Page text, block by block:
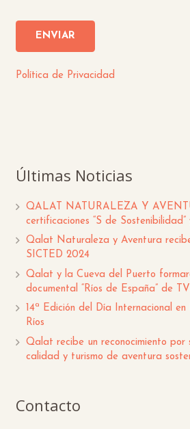
Política de Privacidad
Últimas Noticias
QALAT NATURALEZA Y
certificaciones “S de Sostenibilidad”
Qalat Naturaleza y Aventura
SICTED 2024
Qalat y la Cueva del Puerto
documental “Ríos de España” de
14ª Edición del Día Internacional
Ríos
Qalat recibe un reconocimiento por
calidad y turismo de aventura
Contacto